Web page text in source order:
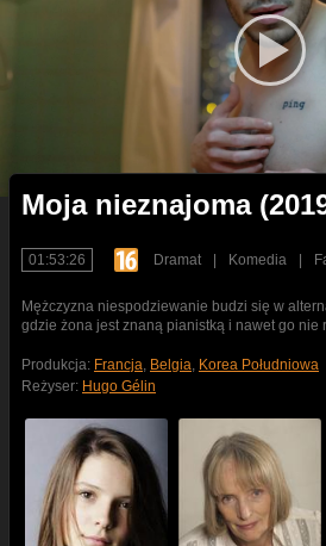
Moja nieznajoma
01:53:26 Dramat Komedia
Mężczyzna niespodziewanie budzi się w
gdzie żona jest znaną pianistką i nawet go nie
Produkcja: Francja, Belgia, Korea Południowa
Reżyser: Hugo Gélin